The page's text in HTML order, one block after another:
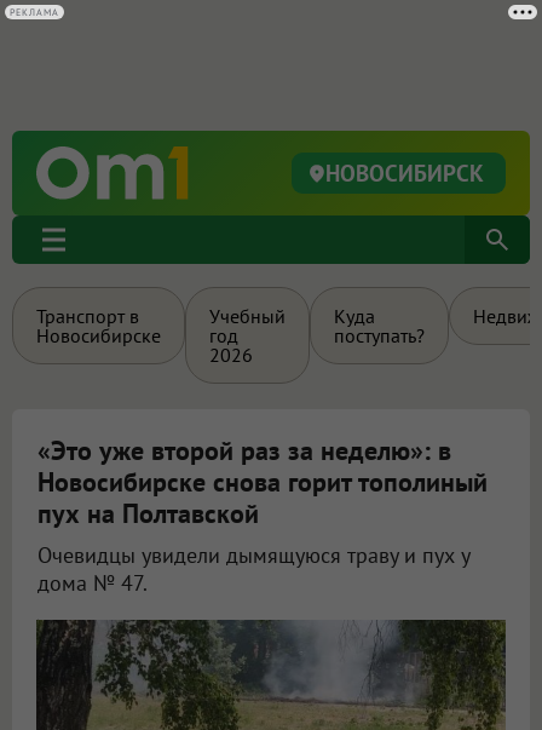
НОВОСИБИРСК
Транспорт в
Новосибирске
Учебный
год
2026
Куда
поступать?
«Это уже второй раз за неделю»: в
Новосибирске снова горит тополиный
пух на Полтавской
Очевидцы увидели дымящуюся траву и пух у
дома № 47.
РЕКЛАМА